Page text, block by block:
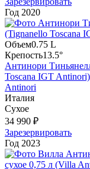
Год 2020
Объем0.75 L
Крепость13.5°
Антинори
Toscana IGT Antinori)
Antinori
Италия
Сухое
34 990 ₽
Зарезервировать
Год 2023